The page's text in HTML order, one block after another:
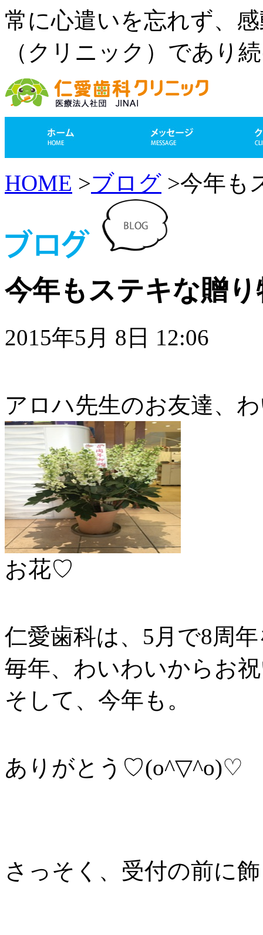
常に心遣いを忘れず、
（クリニック）であり
HOME >ブログ >今年も
今年もステキな贈
2015年5月 8日 12:06
アロハ先生のお友達、
お花♡
仁愛歯科は、5月で8周
毎年、わいわいからお
そして、今年も。
ありがとう♡(o^▽^o)♡
さっそく、受付の前に